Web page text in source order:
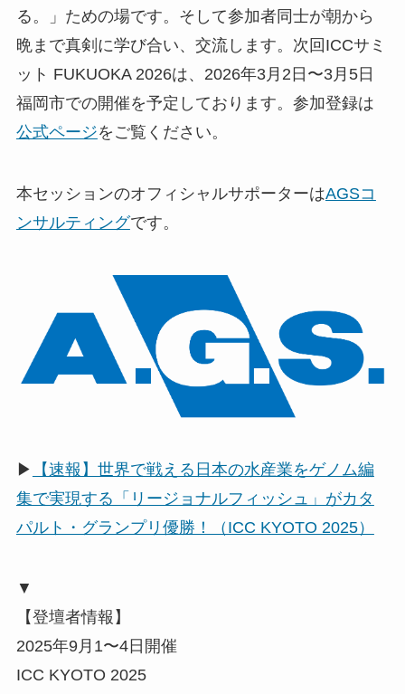
る。」ための場です。そして参加者同士が朝から
晩まで真剣に学び合い、交流します。次回ICCサミ
ット FUKUOKA 2026は、2026年3月2日〜3月5日
福岡市での開催を予定しております。参加登録は
公式ページをご覧ください。
本セッションのオフィシャルサポーターはAGSコ
ンサルティングです。
▶
【速報】世界で戦える日本の水産業をゲノム編
集で実現する「リージョナルフィッシュ」がカタ
パルト・グランプリ優勝！（ICC KYOTO 2025）
▼
【登壇者情報】
2025年9月1〜4日開催
ICC KYOTO 2025